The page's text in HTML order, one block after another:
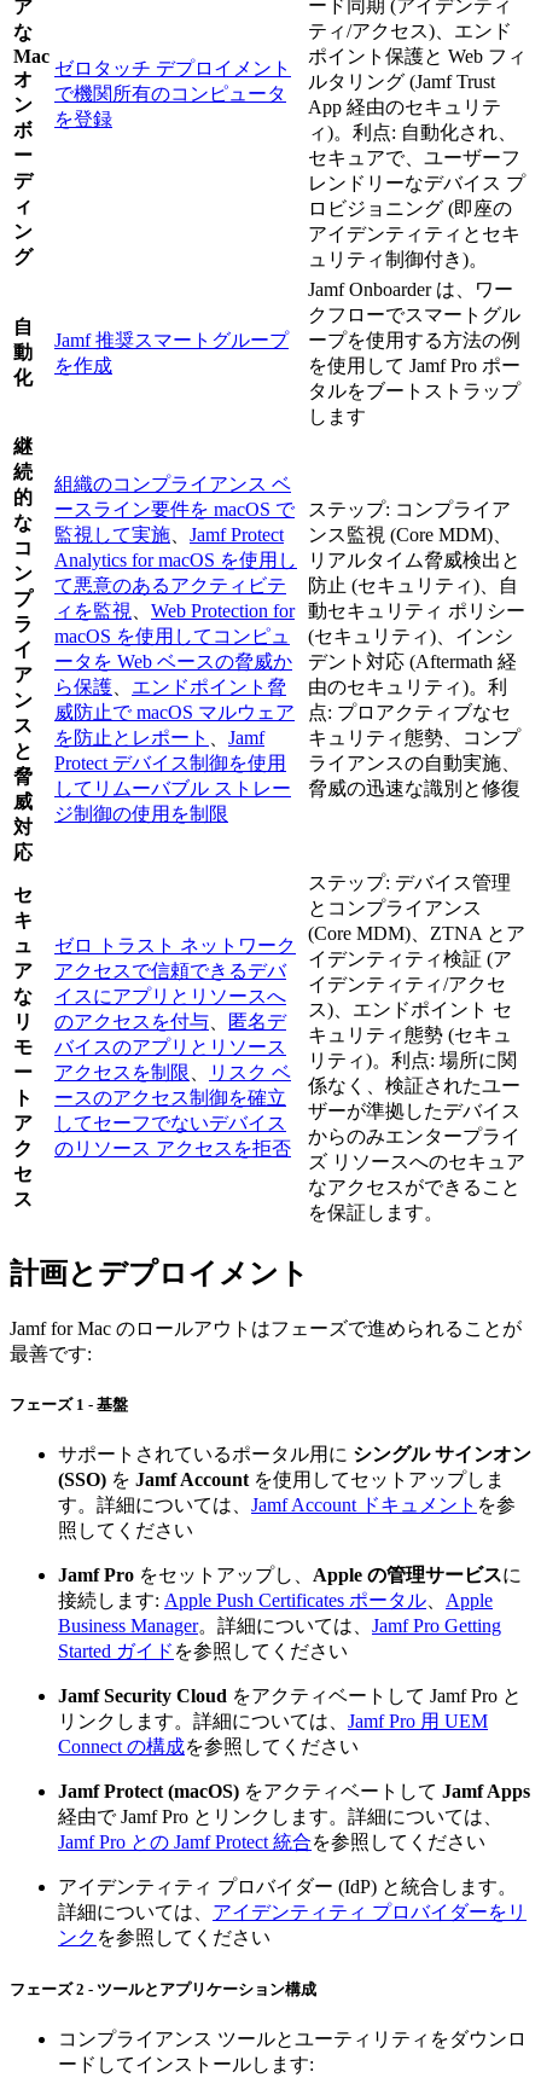
ア
な
Mac
オ
ン
ボ
ー
デ
ィ
ン
グ
ゼロタッチ デプロイメント
で機関所有のコンピュータ
を登録
ード同期 (アイデンティ
ティ/アクセス)、エンド
ポイント保護と Web フィ
ルタリング (Jamf Trust
App 経由のセキュリテ
ィ)。利点: 自動化され、
セキュアで、ユーザーフ
レンドリーなデバイス プ
ロビジョニング (即座の
アイデンティティとセキ
ュリティ制御付き)。
自
動
化
Jamf 推奨スマートグループ
を作成
Jamf Onboarder は、ワー
クフローでスマートグル
ープを使用する方法の例
を使用して Jamf Pro ポー
タルをブートストラップ
します
継
続
的
な
コ
ン
プ
ラ
イ
ア
ン
ス
と
脅
威
対
応
組織のコンプライアンス ベ
ースライン要件を macOS で
監視して実施
Jamf Protect
Analytics for macOS を使用し
て悪意のあるアクティビテ
ィを監視
Web Protection for
macOS を使用してコンピュ
ータを Web ベースの脅威か
ら保護
エンドポイント脅
威防止で macOS マルウェア
を防止とレポート
Jamf
Protect デバイス制御を使用
してリムーバブル ストレー
ジ制御の使用を制限
ステップ: コンプライア
ンス監視 (Core MDM)、
リアルタイム脅威検出と
防止 (セキュリティ)、自
動セキュリティ ポリシー
(セキュリティ)、インシ
デント対応 (Aftermath 経
由のセキュリティ)。利
点: プロアクティブなセ
キュリティ態勢、コンプ
ライアンスの自動実施、
脅威の迅速な識別と修復
セ
キ
ュ
ア
な
リ
モ
ー
ト
ア
ク
セ
ス
ゼロ トラスト ネットワーク
アクセスで信頼できるデバ
イスにアプリとリソースへ
のアクセスを付与
匿名デ
バイスのアプリとリソース
アクセスを制限
リスク ベ
ースのアクセス制御を確立
してセーフでないデバイス
のリソース アクセスを拒否
ステップ: デバイス管理
とコンプライアンス
(Core MDM)、ZTNA とア
イデンティティ検証 (ア
イデンティティ/アクセ
ス)、エンドポイント セ
キュリティ態勢 (セキュ
リティ)。利点: 場所に関
係なく、検証されたユー
ザーが準拠したデバイス
からのみエンタープライ
ズ リソースへのセキュア
なアクセスができること
を保証します。
計画とデプロイメント
Jamf for Mac のロールアウトはフェーズで進められることが
最善です:
フェーズ 1 - 基盤
サポートされているポータル用に シングル サインオン
(SSO) を Jamf Accountを使用してセットアップしま
す。詳細については、 Jamf Account ドキュメント を参
照してください
Jamf Pro をセットアップし、 Apple の管理サービスに
接続します: Apple Push Certificates ポータル、 Apple
Business Manager。詳細については、 Jamf Pro Getting
Started ガイド を参照してください
Jamf Security Cloud をアクティベートして Jamf Pro と
リンクします。詳細については、 Jamf Pro 用 UEM
Connect の構成を参照してください
Jamf Protect (macOS) をアクティベートして Jamf Apps
経由で Jamf Pro とリンクします。詳細については、
Jamf Pro との Jamf Protect 統合を参照してください
アイデンティティ プロバイダー (IdP) と統合します。
詳細については、 アイデンティティ プロバイダーをリ
ンク を参照してください
フェーズ 2 - ツールとアプリケーション構成
コンプライアンス ツールとユーティリティをダウンロ
ードしてインストールします: